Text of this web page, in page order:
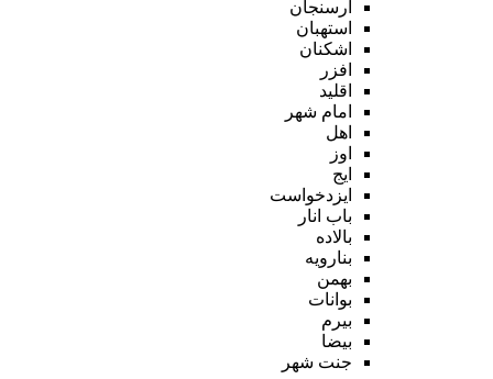
ارسنجان
استهبان
اشکنان
افزر
اقلید
امام شهر
اهل
اوز
ایج
ایزدخواست
باب انار
بالاده
بنارویه
بهمن
بوانات
بیرم
بیضا
جنت شهر